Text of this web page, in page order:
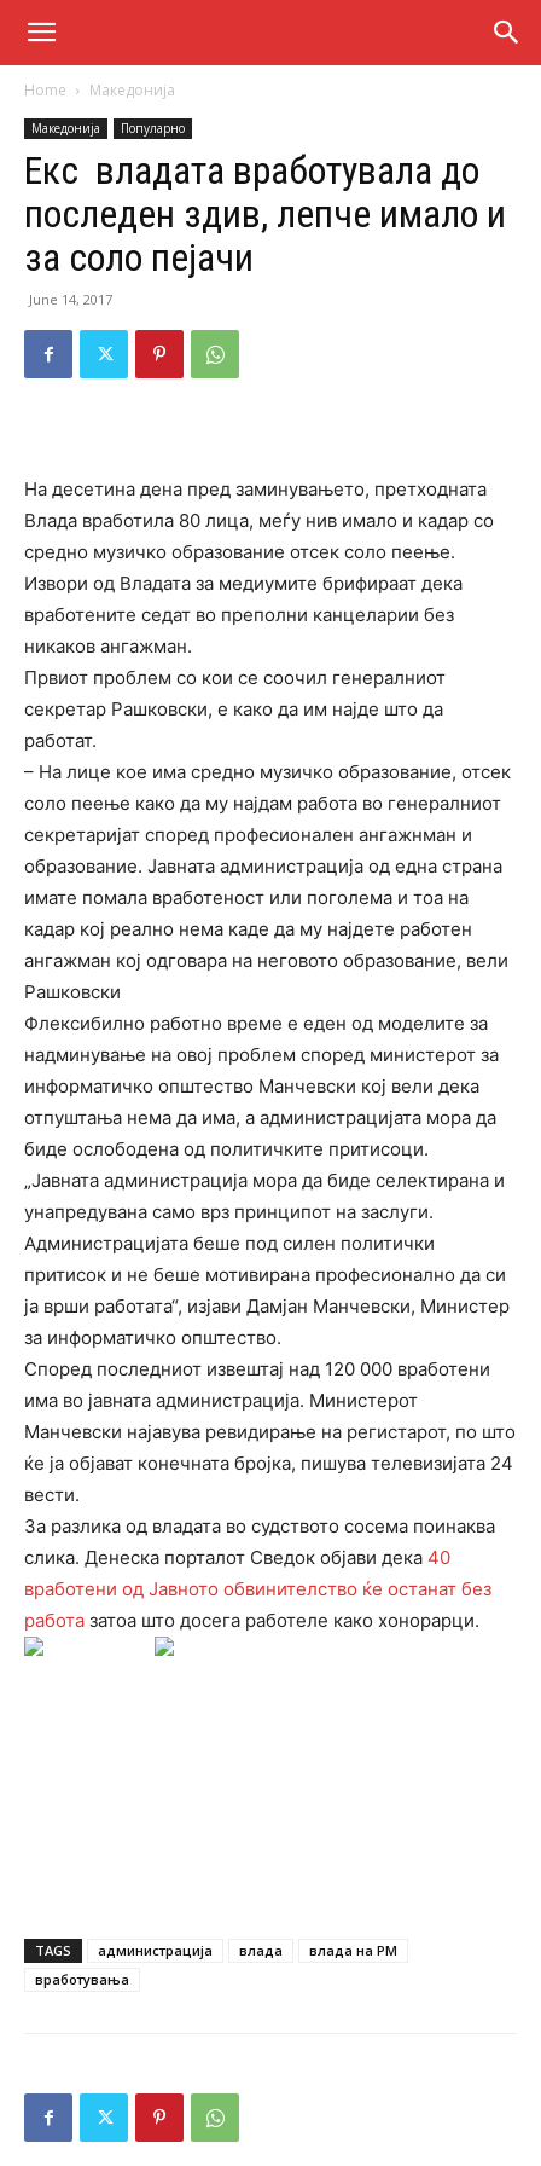
Home Македонија
Македонија Популарно
Екс владата вработувала до
последен здив, лепче имало и
за соло пејачи
June 14, 2017
На десетина дена пред заминувањето, претходната
Влада вработила 80 лица, меѓу нив имало и кадар со
средно музичко образование отсек соло пеење.
Извори од Владата за медиумите брифираат дека
вработените седат во преполни канцеларии без
никаков ангажман.
Првиот проблем со кои се соочил генералниот
секретар Рашковски, е како да им најде што да
работат.
– На лице кое има средно музичко образование, отсек
соло пеење како да му најдам работа во генералниот
секретаријат според професионален ангажнман и
образование. Јавната администрација од една страна
имате помала вработеност или поголема и тоа на
кадар кој реално нема каде да му најдете работен
ангажман кој одговара на неговото образование, вели
Рашковски
Флексибилно работно време е еден од моделите за
надминување на овој проблем според министерот за
информатичко општество Манчевски кој вели дека
отпуштања нема да има, а администрацијата мора да
биде ослободена од политичките притисоци.
„Јавната администрација мора да биде селектирана и
унапредувана само врз принципот на заслуги.
Администрацијата беше под силен политички
притисок и не беше мотивирана професионално да си
ја врши работата“, изјави Дамјан Манчевски, Министер
за информатичко општество.
Според последниот извештај над 120 000 вработени
има во јавната администрација. Министерот
Манчевски најавува ревидирање на регистарот, по што
ќе ја објават конечната бројка, пишува телевизијата 24
вести.
За разлика од владата во судството сосема поинаква
слика. Денеска порталот Сведок објави дека 40
вработени од Јавното обвинителство ќе останат без
работа затоа што досега работеле како хонорарци.
TAGS администрација влада
влада на РМ
вработувања